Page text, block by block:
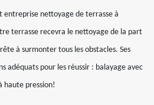
entreprise nettoyage de terrasse à
terrasse recevra le nettoyage de la part
à surmonter tous les obstacles. Ses
adéquats pour les réussir : balayage avec
haute pression!